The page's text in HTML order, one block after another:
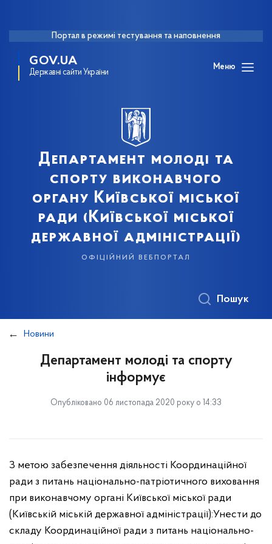
Портал в режимі тестування та наповнення
GOV.UA
Державні сайти України
Меню
Департамент молоді та
спорту виконавчого
органу Київської міської
ради (Київської міської
державної адміністрації)
офіційний вебпортал
Пошук
Новини
Департамент молоді та спорту
інформує
Опубліковано 06 листопада 2020 року о 14:33
З метою забезпечення діяльності Координаційної
ради з питань національно-патріотичного виховання
при виконавчому органі Київської міської ради
(Київській міській державної адміністрації):Унести до
складу Координаційної ради з питань національно-